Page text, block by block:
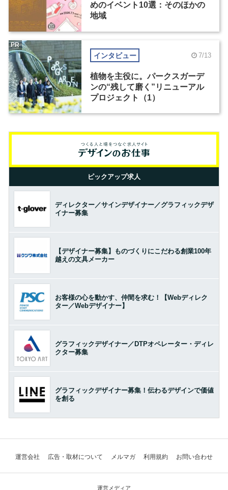
めのイベント10選：そのほかの
地域
インタビュー 7/13
植物を主役に。パークスガーデ
ンの“残して磨く”リニューアル
プロジェクト（1）
PR
ピックアップ求人
ディレクター／サインデザイナー／グラフィックデザ
イナー募集
【デザイナー募集】ものづくりにこだわる創業100年
越えの文具メーカー
お客様の心を動かす、仲間を求む！【Webディレク
ター／Webデザイナー】
グラフィックデザイナー／DTPオペレーター・ディレ
クター募集
グラフィックデザイナー募集！伝わるデザインで価値
を創る
運営会社 広告・取材について メルマガ 利用規約 お問い合わせ
運営メディア